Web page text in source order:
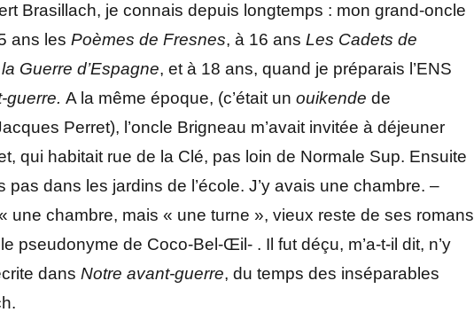
Brasillach, je connais depuis longtemps : mon grand-oncle
ans les Poèmes de Fresnes, à 16 ans Les Cadets de
Guerre d’Espagne, et à 18 ans, quand je préparais l’ENS
guerre. A la même époque, (c’était un ouikende de
Perret), l’oncle Brigneau m’avait invitée à déjeuner
qui habitait rue de la Clé, pas loin de Normale Sup. Ensuite
dans les jardins de l’école. J’y avais une chambre. –
une chambre, mais « une turne », vieux reste de ses romans
pseudonyme de Coco-Bel-Œil- . Il fut déçu, m’a-t-il dit, n’y
dans Notre avant-guerre, du temps des inséparables